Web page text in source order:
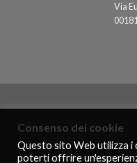
Via
Consenso dei cookie
Questo sito Web utilizza i
poterti offrire